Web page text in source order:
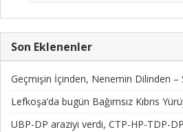
Son Eklenenler
Geçmişin İçinden, Nenemin Dilinden –
Lefkoşa’da bugün Bağımsız Kıbrıs
UBP-DP araziyi verdi, CTP-HP-TDP-